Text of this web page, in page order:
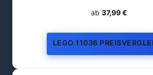
ab 37,99 €
LEGO 11036